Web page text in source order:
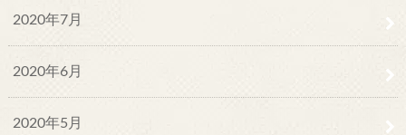
2020年7月
2020年6月
2020年5月